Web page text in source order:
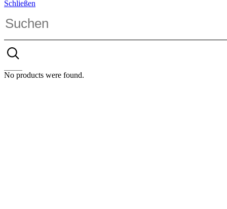
Schließen
No products were found.